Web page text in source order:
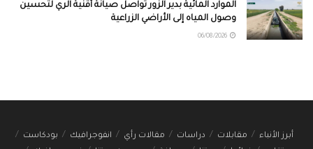
الموارد المائية بدير الزور تواصل صيانة أقنية الري لتحسين
وصول المياه إلى الأراضي الزراعية
أبرز الأنباء مقابلات دراسات مقالات رأي انفوجرافيك
بودكاست